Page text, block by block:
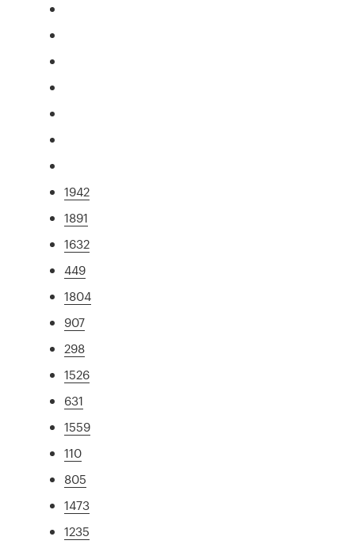
1942
1891
1632
449
1804
907
298
1526
631
1559
110
805
1473
1235